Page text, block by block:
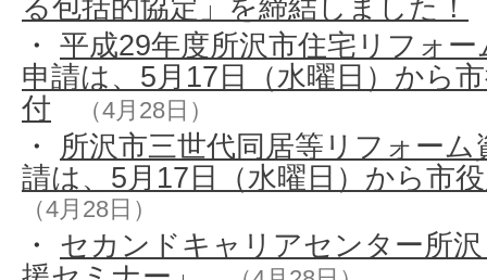
る包括的協定」を締結しました！
・ 平成29年度所沢市住宅リフォ
申請は、5月17日（水曜日）から
付
（4月28日）
・ 所沢市三世代同居等リフォーム
請は、5月17日（水曜日）から市
（4月28日）
・ セカンドキャリアセンター所